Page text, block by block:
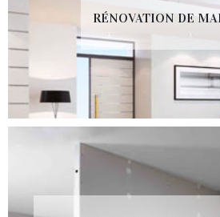
RÉNOVATION DE